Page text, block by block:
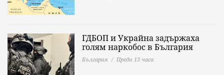
ГДБОП и Украйна задържаха
голям наркобос в България
България Преди 13 часа